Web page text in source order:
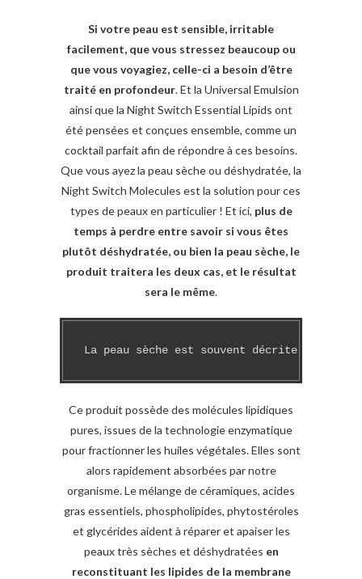
Si votre peau est sensible, irritable
facilement, que vous stressez beaucoup ou
que vous voyagiez, celle-ci a besoin d’être
traité en profondeur. Et la Universal Emulsion
ainsi que la Night Switch Essential Lipids ont
été pensées et conçues ensemble, comme un
cocktail parfait afin de répondre à ces besoins.
Que vous ayez la peau sèche ou déshydratée, la
Night Switch Molecules est la solution pour ces
types de peaux en particulier ! Et ici, plus de
temps à perdre entre savoir si vous êtes
plutôt déshydratée, ou bien la peau sèche, le
produit traitera les deux cas, et le résultat
sera le même.
La peau sèche est souvent décrite
Ce produit possède des molécules lipidiques
pures, issues de la technologie enzymatique
pour fractionner les huiles végétales. Elles sont
alors rapidement absorbées par notre
organisme. Le mélange de céramiques, acides
gras essentiels, phospholipides, phytostéroles
et glycérides aident à réparer et apaiser les
peaux très sèches et déshydratées en
reconstituant les lipides de la membrane